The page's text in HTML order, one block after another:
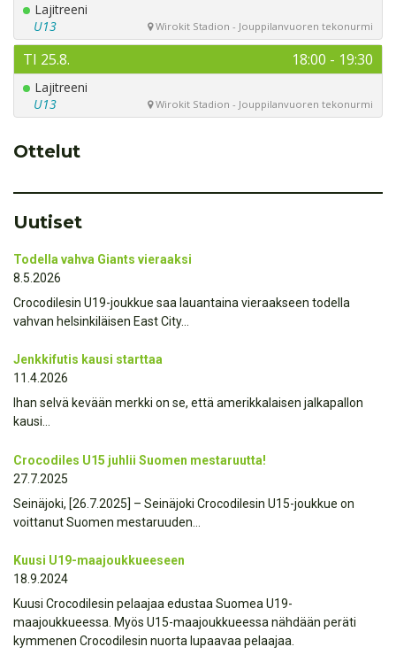
Ottelut
Uutiset
Todella vahva Giants vieraaksi
8.5.2026
Crocodilesin U19-joukkue saa lauantaina vieraakseen todella
vahvan helsinkiläisen East City…
Jenkkifutis kausi starttaa
11.4.2026
Ihan selvä kevään merkki on se, että amerikkalaisen jalkapallon
kausi…
Crocodiles U15 juhlii Suomen mestaruutta!
27.7.2025
Seinäjoki, [26.7.2025] – Seinäjoki Crocodilesin U15-joukkue on
voittanut Suomen mestaruuden…
Kuusi U19-maajoukkueeseen
18.9.2024
Kuusi Crocodilesin pelaajaa edustaa Suomea U19-
maajoukkueessa. Myös U15-maajoukkueessa nähdään peräti
kymmenen Crocodilesin nuorta lupaavaa pelaajaa.